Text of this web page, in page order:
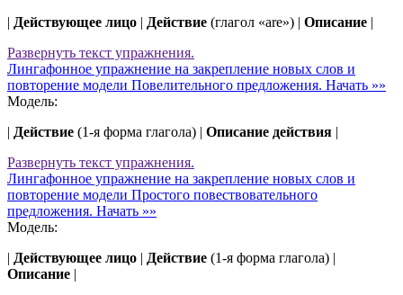
| Действующее лицо | Действие (глагол «are») | Описание |
Развернуть текст упражнения.
Лингафонное упражнение на закрепление новых слов и
повторение модели Повелительного предложения. Начать »»
Модель:
| Действие (1-я форма глагола) | Описание действия |
Развернуть текст упражнения.
Лингафонное упражнение на закрепление новых слов и
повторение модели Простого повествовательного
предложения. Начать »»
Модель:
| Действующее лицо | Действие (1-я форма глагола) |
Описание |